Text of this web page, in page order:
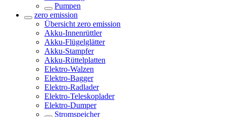
Pumpen
zero emission
Übersicht zero emission
Akku-Innenrüttler
Akku-Flügelglätter
Akku-Stampfer
Akku-Rüttelplatten
Elektro-Walzen
Elektro-Bagger
Elektro-Radlader
Elektro-Teleskoplader
Elektro-Dumper
Stromspeicher